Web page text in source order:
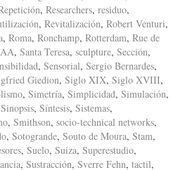
, Researchers, residuo,
, Revitalización, Robert Venturi,
, Roma, Ronchamp, Rotterdam, Rue de
, Santa Teresa, sculpture, Sección,
, Sensorial, Sergio Bernardes,
Giedion, Siglo XIX, Siglo XVIII,
, Simetría, Simplicidad, Simulación,
Sinopsis, Síntesis, Sistemas,
, Smithson, socio-technical networks,
, Sotogrande, Souto de Moura, Stam,
, Suelo, Suiza, Superestudio,
, Sustracción, Sverre Fehn, tactil,